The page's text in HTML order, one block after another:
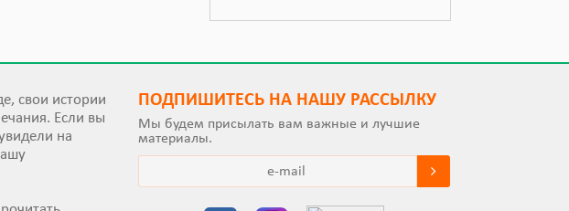
свои истории
Если вы
на
ПОДПИШИТEСЬ НА НАШУ РАССЫЛКУ
Мы будем присылать вам важные и лучшие
материалы.